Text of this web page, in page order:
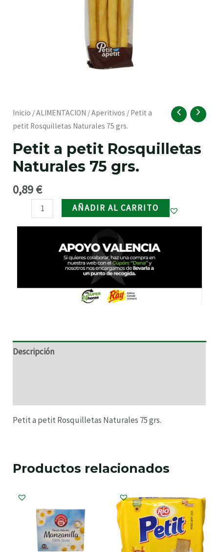
Inicio /ALIMENTACION /Aperitivos / Petit a
petit Rosquilletas Naturales 75 grs.
Petit a petit Rosquilletas
Naturales 75 grs.
0,89€
Petit
a
Rosquilletas
Naturales
grs.
cantidad
AÑADIR AL CARRITO
Descripción
Petit a petit Rosquilletas Naturales 75 grs.
Productos relacionados